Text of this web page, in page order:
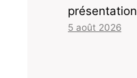
présentation
5 août 2026